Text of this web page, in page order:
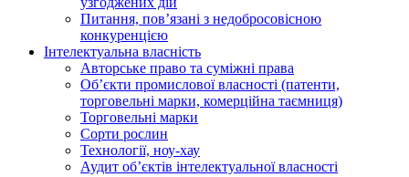
Питання, пов’язані з недобросовісною
конкуренцією
Інтелектуальна власність
Авторське право та суміжні права
Oб’єкти промислової власності (патенти,
торговельні марки, комерційна таємниця)
Торговельні марки
Сорти рослин
Технології, ноу-хау
Аудит об’єктів інтелектуальної власності